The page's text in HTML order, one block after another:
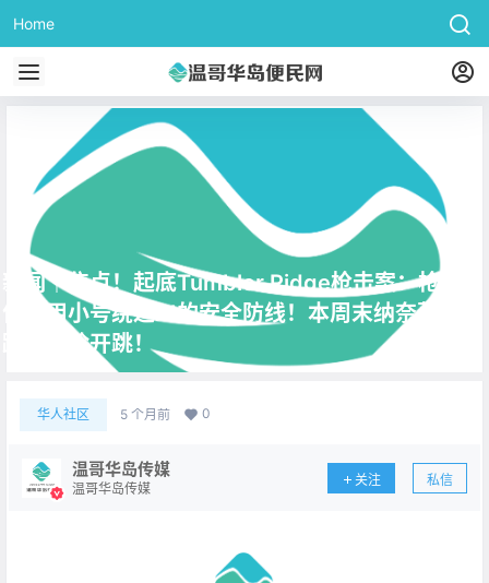
Home
新闻｜焦点！起底Tumbler Ridge枪击案：枪手如
何利用小号绕过AI的安全防线！本周末纳奈莫全裸
蹦极惊险开跳！
华人社区 5 个月前 0
温哥华岛传媒
温哥华岛传媒
关注 私信